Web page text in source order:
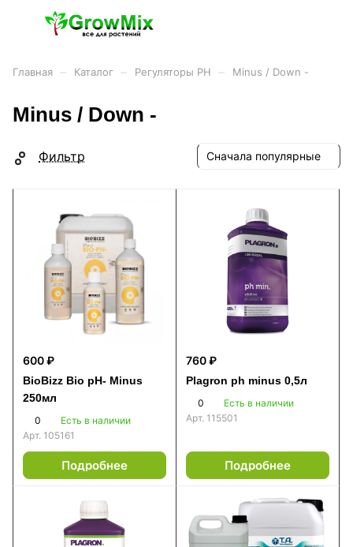
Главная Каталог Регуляторы PH Minus / Down -
Minus / Down -
Фильтр Сначала популярные
600 ₽
BioBizz Bio pH- Minus
250мл
0
Есть в наличии
Арт. 105161
Подробнее
760 ₽
Plagron ph minus 0,5л
0
Есть в наличии
Арт. 115501
Подробнее